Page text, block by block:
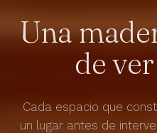
Una
de
Cada espacio que
un lugar antes de